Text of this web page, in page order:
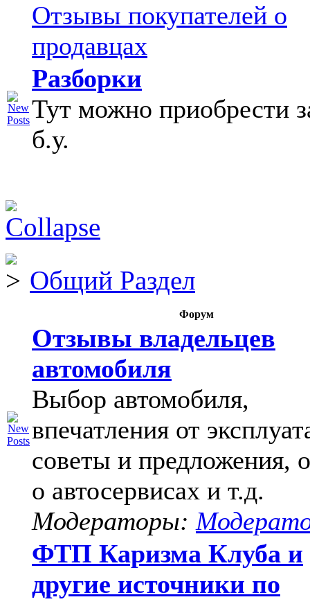
Отзывы покупателей о
продавцах
Разборки
Тут можно приобрести
б.у.
Общий Раздел
Форум
Отзывы владельцев
автомобиля
Выбор автомобиля,
впечатления от
советы и предложения,
о автосервисах и т.д.
Модераторы:
ФТП Каризма Клуба и
другие источники по